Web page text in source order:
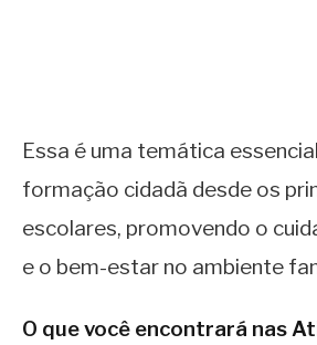
Essa é uma temática
formação cidadã desde os
escolares, promovendo o
e o bem-estar no ambiente
O que você encontrará nas